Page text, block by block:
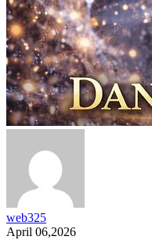
web325
April 06,2026